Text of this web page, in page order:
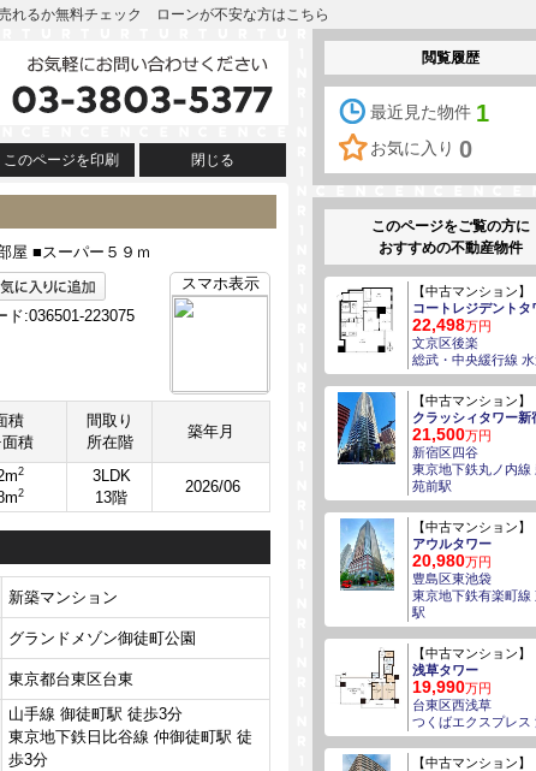
れるか無料チェック ローンが不安な方はこちら
このページを印刷 閉じる
屋 ■スーパー５９ｍ
スマホ表示
お気に入りに追加
ド:036501-223075
積
積
間取り
所在階
築年月
2
2
3LDK
13階
2026/06
新築マンション
グランドメゾン御徒町公園
東京都台東区台東
山手線 御徒町駅 徒歩3分
東京地下鉄日比谷線 仲御徒町駅 徒
歩3分
閲覧履歴
最近見た物件 1
お気に入り 0
このページをご覧の方に
おすすめの不動産物件
【中古マンション】
コートレジデントタ
22,498万円
文京区後楽
総武・中央緩行線
【中古マンション】
クラッシィタワー新
21,500万円
新宿区四谷
東京地下鉄丸ノ内線
苑前駅
【中古マンション】
アウルタワー
20,980万円
豊島区東池袋
東京地下鉄有楽町線
駅
【中古マンション】
浅草タワー
19,990万円
台東区西浅草
つくばエクスプレス
【中古マンション】